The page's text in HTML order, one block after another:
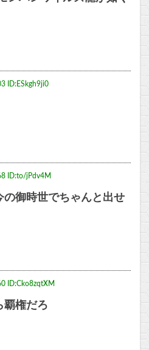
ID:ESkgh9ji0
ID:to/jPdv4M
御時世でちゃんと出せ
ID:Cko8zqtXM
覇権だろ